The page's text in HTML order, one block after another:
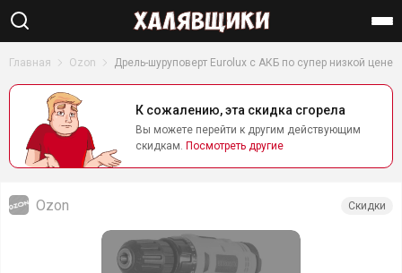
Найти
Главная Ozon Дрель-шуруповерт Eurolux с АКБ по супер низкой цене
К сожалению, эта скидка сгорела
Вы можете перейти к другим действующим
скидкам. Посмотреть другие
Ozon Скидки